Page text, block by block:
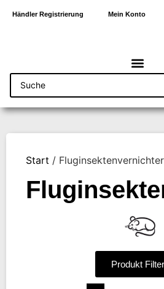
Händler Registrierung Mein Konto
Start / Fluginsektenvernichter
Produkt Filter